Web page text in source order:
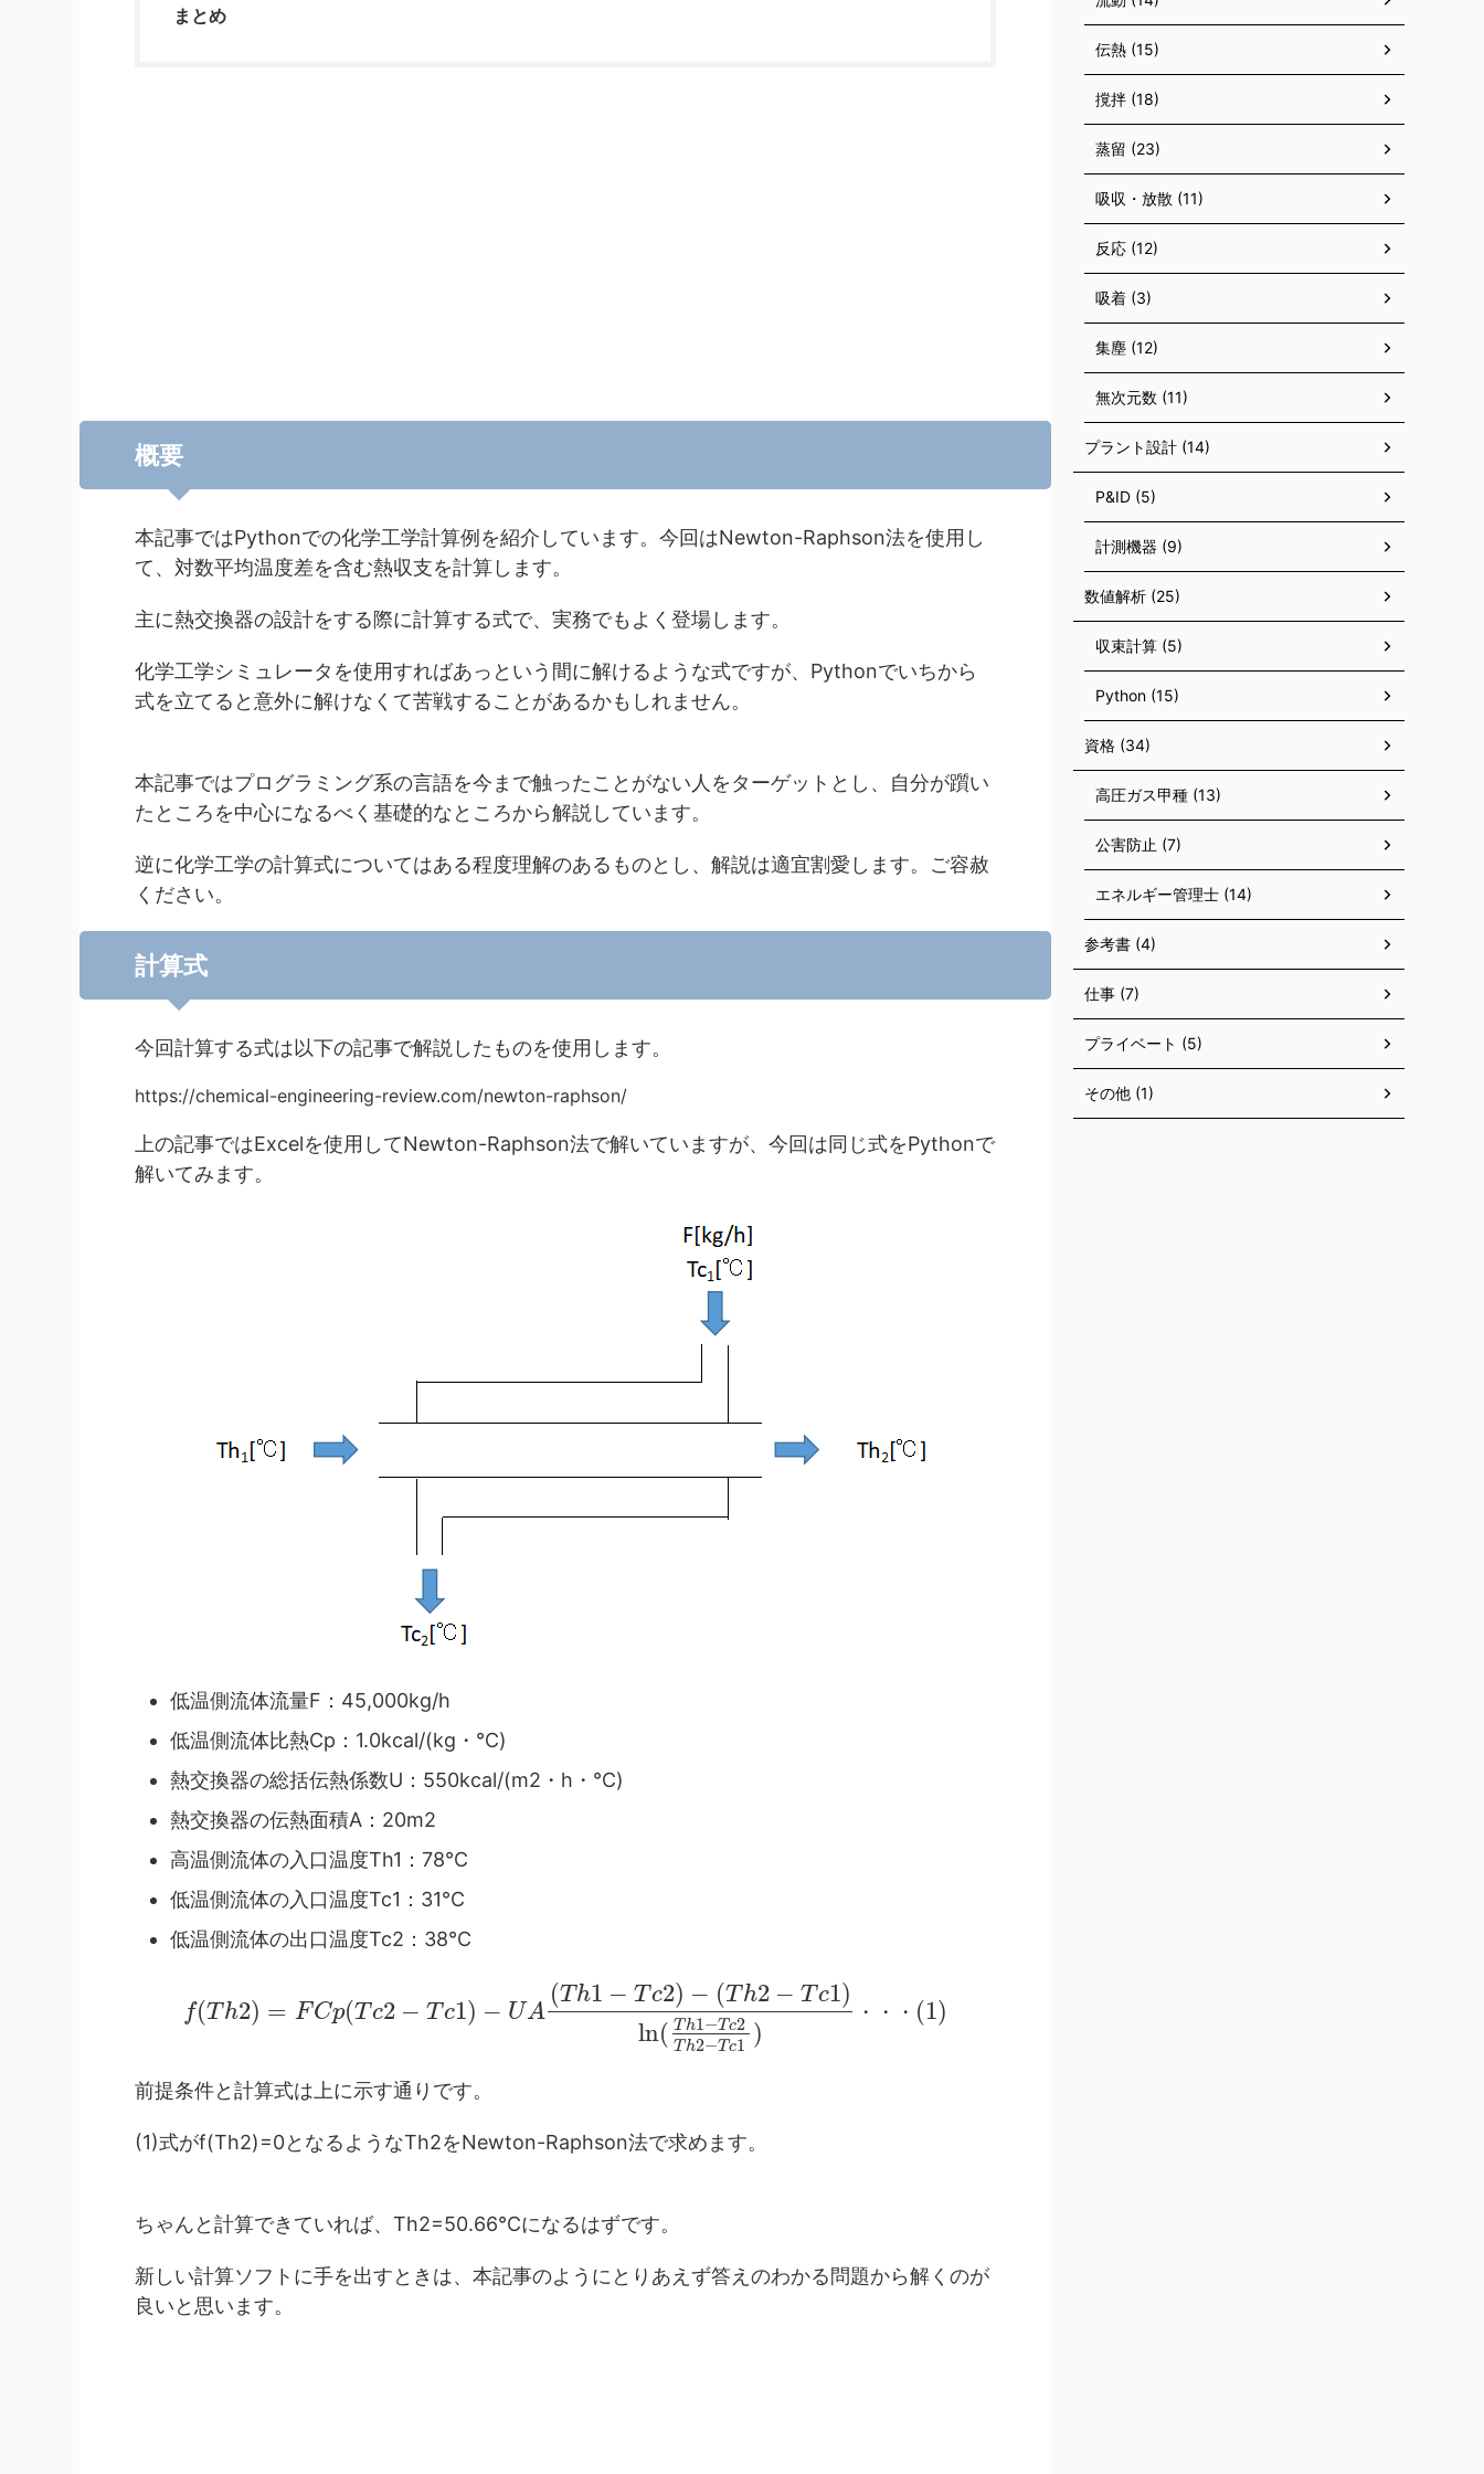
まとめ
概要
本記事ではPythonでの化学工学計算例を紹介しています。今回はNewton-Raphson法を使用し
て、対数平均温度差を含む熱収支を計算します。
主に熱交換器の設計をする際に計算する式で、実務でもよく登場します。
化学工学シミュレータを使用すればあっという間に解けるような式ですが、Pythonでいちから
式を立てると意外に解けなくて苦戦することがあるかもしれません。
本記事ではプログラミング系の言語を今まで触ったことがない人をターゲットとし、自分が躓い
たところを中心になるべく基礎的なところから解説しています。
逆に化学工学の計算式についてはある程度理解のあるものとし、解説は適宜割愛します。ご容赦
ください。
計算式
今回計算する式は以下の記事で解説したものを使用します。
https://chemical-engineering-review.com/newton-raphson/
上の記事ではExcelを使用してNewton-Raphson法で解いていますが、今回は同じ式をPythonで
解いてみます。
低温側流体流量F：45,000kg/h
低温側流体比熱Cp：1.0kcal/(kg・℃)
熱交換器の総括伝熱係数U：550kcal/(m2・h・℃)
熱交換器の伝熱面積A：20m2
高温側流体の入口温度Th1：78℃
低温側流体の入口温度Tc1：31℃
低温側流体の出口温度Tc2：38℃
f(Th2) = F Cp(Tc2 − T c1) − UA
(T h1 − Tc2) − (Th2 − T c1)
ln( Th1−T c2
Th2−T c1 )
・ ・ ・ (1)
前提条件と計算式は上に示す通りです。
(1)式がf(Th2)=0となるようなTh2をNewton-Raphson法で求めます。
ちゃんと計算できていれば、Th2=50.66℃になるはずです。
新しい計算ソフトに手を出すときは、本記事のようにとりあえず答えのわかる問題から解くのが
良いと思います。
伝熱 (15)
撹拌 (18)
蒸留 (23)
吸収・放散 (11)
反応 (12)
吸着 (3)
集塵 (12)
無次元数 (11)
プラント設計 (14)
P&ID (5)
計測機器 (9)
数値解析 (25)
収束計算 (5)
Python (15)
資格 (34)
高圧ガス甲種 (13)
公害防止 (7)
エネルギー管理士 (14)
参考書 (4)
仕事 (7)
プライベート (5)
その他 (1)